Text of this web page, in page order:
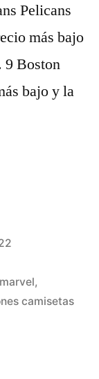
Pelicans
más bajo
9 Boston
bajo y la
,
camisetas